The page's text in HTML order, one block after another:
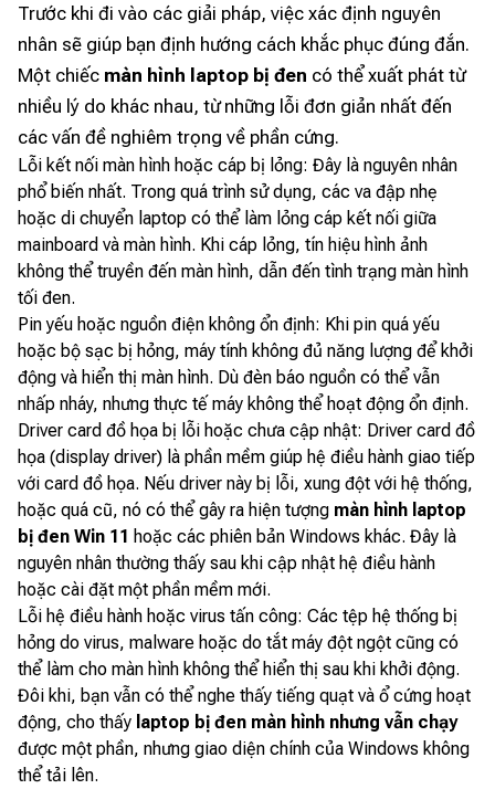
Trước khi đi vào các giải pháp, việc xác định nguyên
nhân sẽ giúp bạn định hướng cách khắc phục đúng đắn.
Một chiếc màn hình laptop bị đen có thể xuất phát từ
nhiều lý do khác nhau, từ những lỗi đơn giản nhất đến
các vấn đề nghiêm trọng về phần cứng.
Lỗi kết nối màn hình hoặc cáp bị lỏng: Đây là nguyên nhân
phổ biến nhất. Trong quá trình sử dụng, các va đập nhẹ
hoặc di chuyển laptop có thể làm lỏng cáp kết nối giữa
mainboard và màn hình. Khi cáp lỏng, tín hiệu hình ảnh
không thể truyền đến màn hình, dẫn đến tình trạng màn hình
tối đen.
Pin yếu hoặc nguồn điện không ổn định: Khi pin quá yếu
hoặc bộ sạc bị hỏng, máy tính không đủ năng lượng để khởi
động và hiển thị màn hình. Dù đèn báo nguồn có thể vẫn
nhấp nháy, nhưng thực tế máy không thể hoạt động ổn định.
Driver card đồ họa bị lỗi hoặc chưa cập nhật: Driver card đồ
họa (display driver) là phần mềm giúp hệ điều hành giao tiếp
với card đồ họa. Nếu driver này bị lỗi, xung đột với hệ thống,
hoặc quá cũ, nó có thể gây ra hiện tượng màn hình laptop
bị đen Win 11 hoặc các phiên bản Windows khác. Đây là
nguyên nhân thường thấy sau khi cập nhật hệ điều hành
hoặc cài đặt một phần mềm mới.
Lỗi hệ điều hành hoặc virus tấn công: Các tệp hệ thống bị
hỏng do virus, malware hoặc do tắt máy đột ngột cũng có
thể làm cho màn hình không thể hiển thị sau khi khởi động.
Đôi khi, bạn vẫn có thể nghe thấy tiếng quạt và ổ cứng hoạt
động, cho thấy laptop bị đen màn hình nhưng vẫn chạy
được một phần, nhưng giao diện chính của Windows không
thể tải lên.